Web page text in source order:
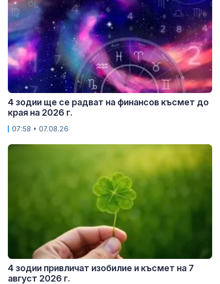
4 зодии ще се радват на финансов късмет до
края на 2026 г.
07:58 • 07.08.26
4 зодии привличат изобилие и късмет на 7
август 2026 г.